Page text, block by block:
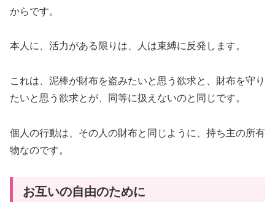
からです。
本人に、活力がある限りは、人は束縛に反発します。
これは、泥棒が財布を盗みたいと思う欲求と、財布を守り
たいと思う欲求とが、同等に扱えないのと同じです。
個人の行動は、その人の財布と同じように、持ち主の所有
物なのです。
お互いの自由のために